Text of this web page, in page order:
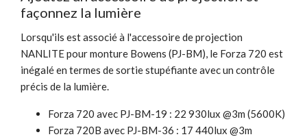
façonnez la lumière
Lorsqu'ils est associé à l'accessoire de projection
NANLITE pour monture Bowens (PJ-BM), le Forza 720 est
inégalé en termes de sortie stupéfiante avec un contrôle
précis de la lumière.
Forza 720 avec PJ-BM-19 : 22 930lux @3m (5600K)
Forza 720B avec PJ-BM-36 : 17 440lux @3m